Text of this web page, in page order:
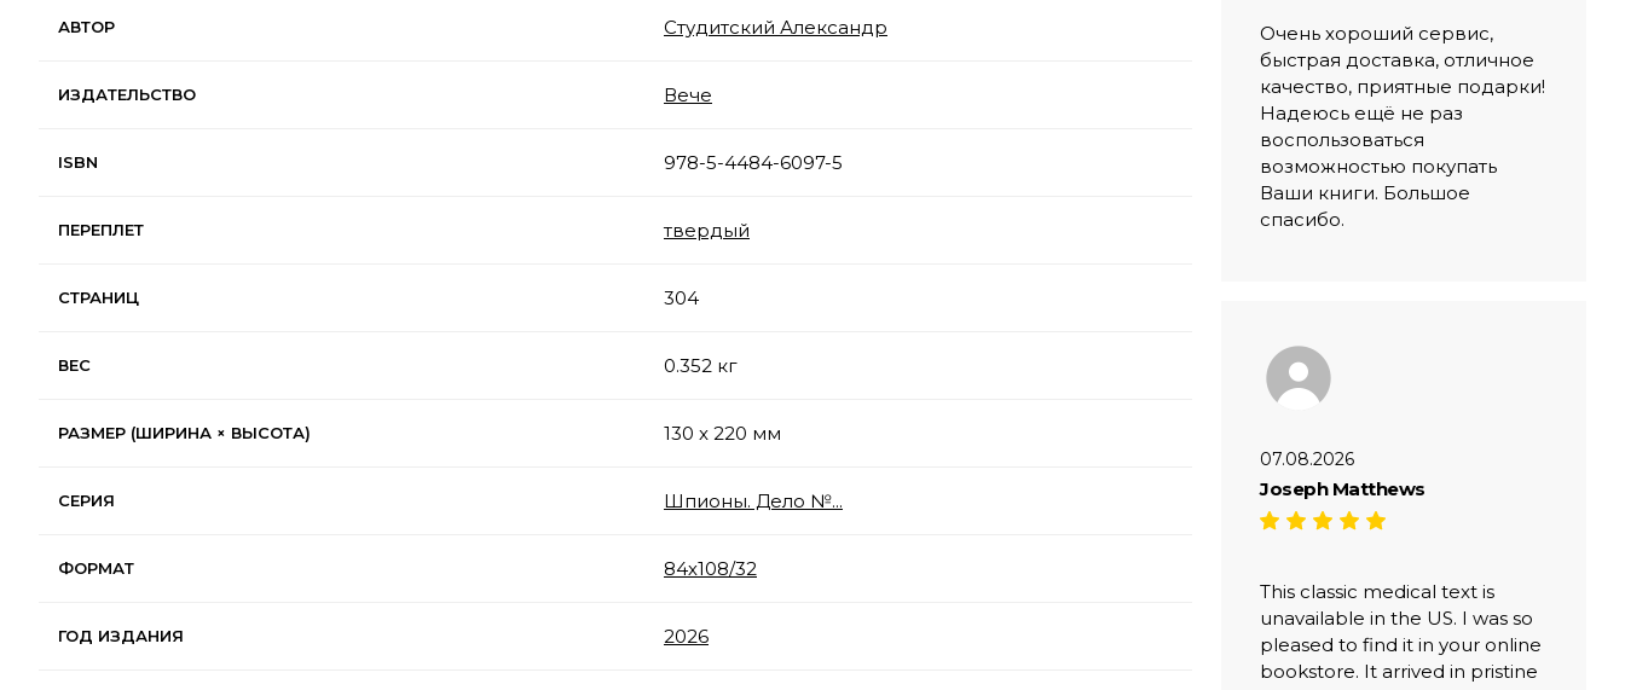
АВТОР Студитский Александр
ИЗДАТЕЛЬСТВО Вече
ISBN 978-5-4484-6097-5
ПЕРЕПЛЕТ твердый
СТРАНИЦ 304
ВЕС 0.352 кг
РАЗМЕР (ШИРИНА × ВЫСОТА) 130 x 220 мм
СЕРИЯ Шпионы. Дело №...
ФОРМАТ 84х108/32
ГОД ИЗДАНИЯ 2026
Очень хороший сервис,
быстрая доставка, отличное
качество, приятные подарки!
Надеюсь ещё не раз
воспользоваться
возможностью покупать
Ваши книги. Большое
спасибо.
07.08.2026
Joseph Matthews
This classic medical text is
unavailable in the US. I was so
pleased to find it in your online
bookstore. It arrived in pristine